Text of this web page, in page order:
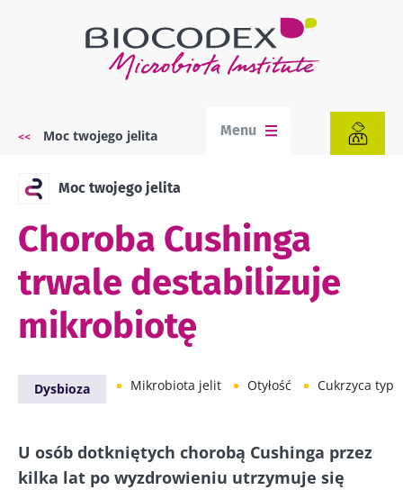
Moc twojego jelita Menu
Moc twojego jelita
Choroba Cushinga
trwale destabilizuje
mikrobiotę
Dysbioza Mikrobiota jelit Otyłość Cukrzyca
U osób dotkniętych chorobą Cushinga przez
kilka lat po wyzdrowieniu utrzymuje się